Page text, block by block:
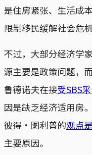
是住房紧张、生活成
限制移民缓解社会危机
不过，大部分经济学
源主要是政策问题，
鲁德诺夫在接受SBS
因是缺乏经济适用房
彼得·图利普的观点是
主要原因。